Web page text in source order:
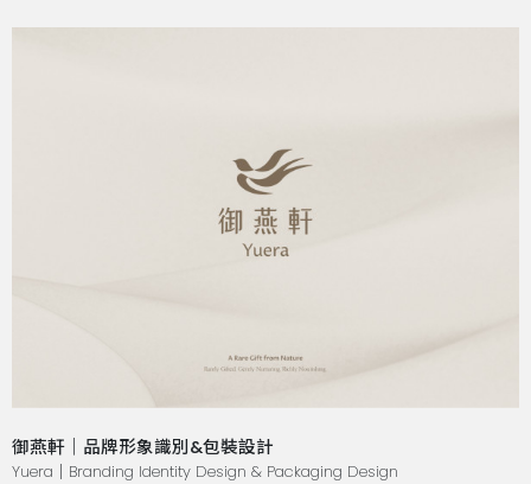
御燕軒｜品牌形象識別&包裝設計
Yuera｜Branding Identity Design & Packaging Design